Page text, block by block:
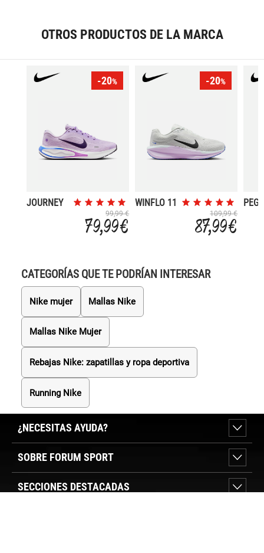
OTROS PRODUCTOS DE LA MARCA
-20%
JOURNEY
99,99 €
79,99 €
-20%
WINFLO 11
109,99 €
87,99 €
CATEGORÍAS QUE TE PODRÍAN INTERESAR
Nike mujer Mallas Nike
Mallas Nike Mujer
Rebajas Nike: zapatillas y ropa deportiva
Running Nike
¿NECESITAS AYUDA?
SOBRE FORUM SPORT
SECCIONES DESTACADAS